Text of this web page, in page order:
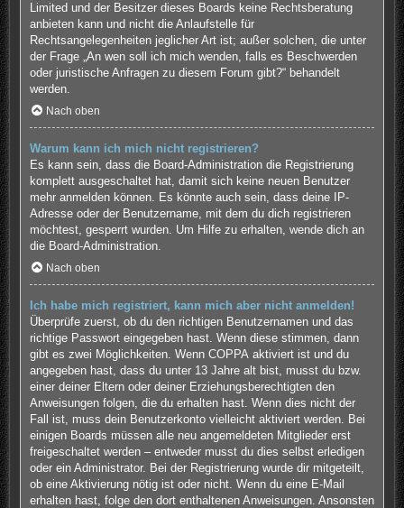
Limited und der Besitzer dieses Boards keine Rechtsberatung
anbieten kann und nicht die Anlaufstelle für
Rechtsangelegenheiten jeglicher Art ist; außer solchen, die unter
der Frage „An wen soll ich mich wenden, falls es Beschwerden
oder juristische Anfragen zu diesem Forum gibt?“ behandelt
werden.
Nach oben
Warum kann ich mich nicht registrieren?
Es kann sein, dass die Board-Administration die Registrierung
komplett ausgeschaltet hat, damit sich keine neuen Benutzer
mehr anmelden können. Es könnte auch sein, dass deine IP-
Adresse oder der Benutzername, mit dem du dich registrieren
möchtest, gesperrt wurden. Um Hilfe zu erhalten, wende dich an
die Board-Administration.
Nach oben
Ich habe mich registriert, kann mich aber nicht anmelden!
Überprüfe zuerst, ob du den richtigen Benutzernamen und das
richtige Passwort eingegeben hast. Wenn diese stimmen, dann
gibt es zwei Möglichkeiten. Wenn COPPA aktiviert ist und du
angegeben hast, dass du unter 13 Jahre alt bist, musst du bzw.
einer deiner Eltern oder deiner Erziehungsberechtigten den
Anweisungen folgen, die du erhalten hast. Wenn dies nicht der
Fall ist, muss dein Benutzerkonto vielleicht aktiviert werden. Bei
einigen Boards müssen alle neu angemeldeten Mitglieder erst
freigeschaltet werden – entweder musst du dies selbst erledigen
oder ein Administrator. Bei der Registrierung wurde dir mitgeteilt,
ob eine Aktivierung nötig ist oder nicht. Wenn du eine E-Mail
erhalten hast, folge den dort enthaltenen Anweisungen. Ansonsten